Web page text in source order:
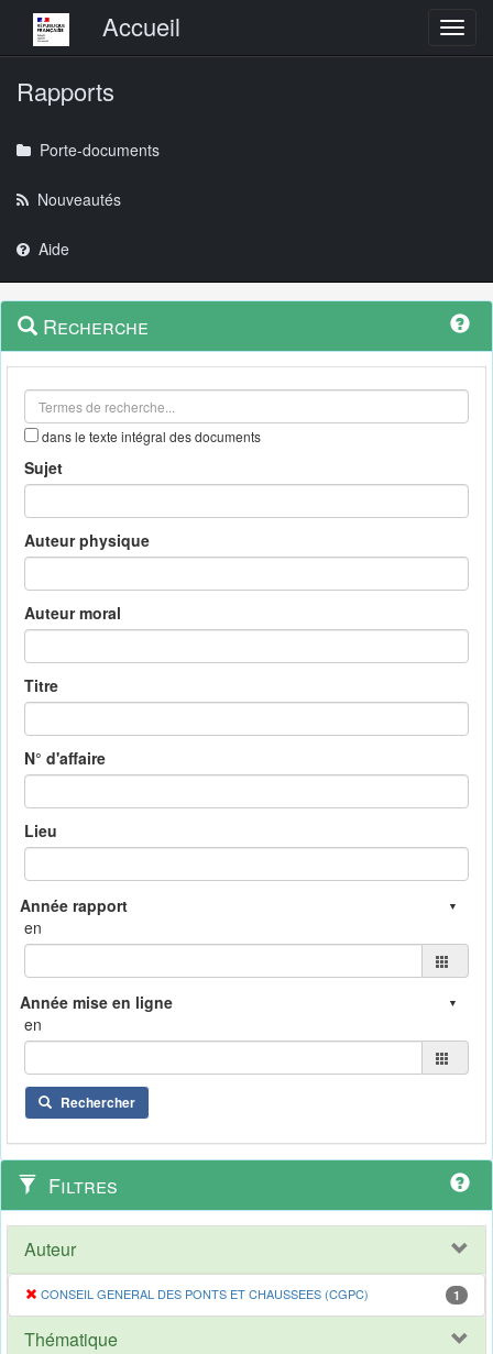
Menu principalAccueil
Rapports
Porte-documents
Nouveautés
Aide
Navigation
outils
Menu
contextuel
Recherche
dans le texte intégral des documents
Sujet
Auteur physique
Auteur moral
Titre
N° d'affaire
Lieu
en
en
Rechercher
Filtres
Auteur
CONSEIL GENERAL DES PONTS ET CHAUSSEES (CGPC) 1
Thématique